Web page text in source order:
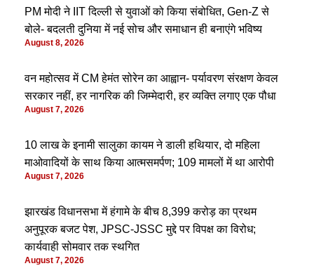
PM मोदी ने IIT दिल्ली से युवाओं को किया संबोधित, Gen-Z से
बोले- बदलती दुनिया में नई सोच और समाधान ही बनाएंगे भविष्य
August 8, 2026
वन महोत्सव में CM हेमंत सोरेन का आह्वान- पर्यावरण संरक्षण केवल
सरकार नहीं, हर नागरिक की जिम्मेदारी, हर व्यक्ति लगाए एक पौधा
August 7, 2026
10 लाख के इनामी सालुका कायम ने डाली हथियार, दो महिला
माओवादियों के साथ किया आत्मसमर्पण; 109 मामलों में था आरोपी
August 7, 2026
झारखंड विधानसभा में हंगामे के बीच 8,399 करोड़ का प्रथम
अनुपूरक बजट पेश, JPSC-JSSC मुद्दे पर विपक्ष का विरोध;
कार्यवाही सोमवार तक स्थगित
August 7, 2026